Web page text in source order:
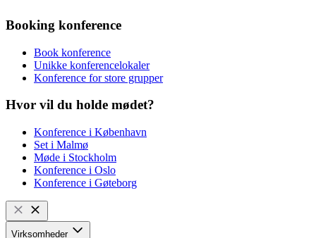
Booking konference
Book konference
Unikke konferencelokaler
Konference for store grupper
Hvor vil du holde mødet?
Konference i København
Set i Malmø
Møde i Stockholm
Konference i Oslo
Konference i Gøteborg
Virksomheder